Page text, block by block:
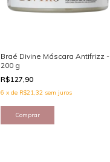
Braé Divine Máscara Antifrizz -
200 g
R$127,90
6 x de R$21,32 sem juros